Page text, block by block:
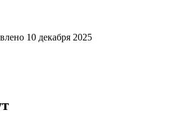
10 декабря 2025